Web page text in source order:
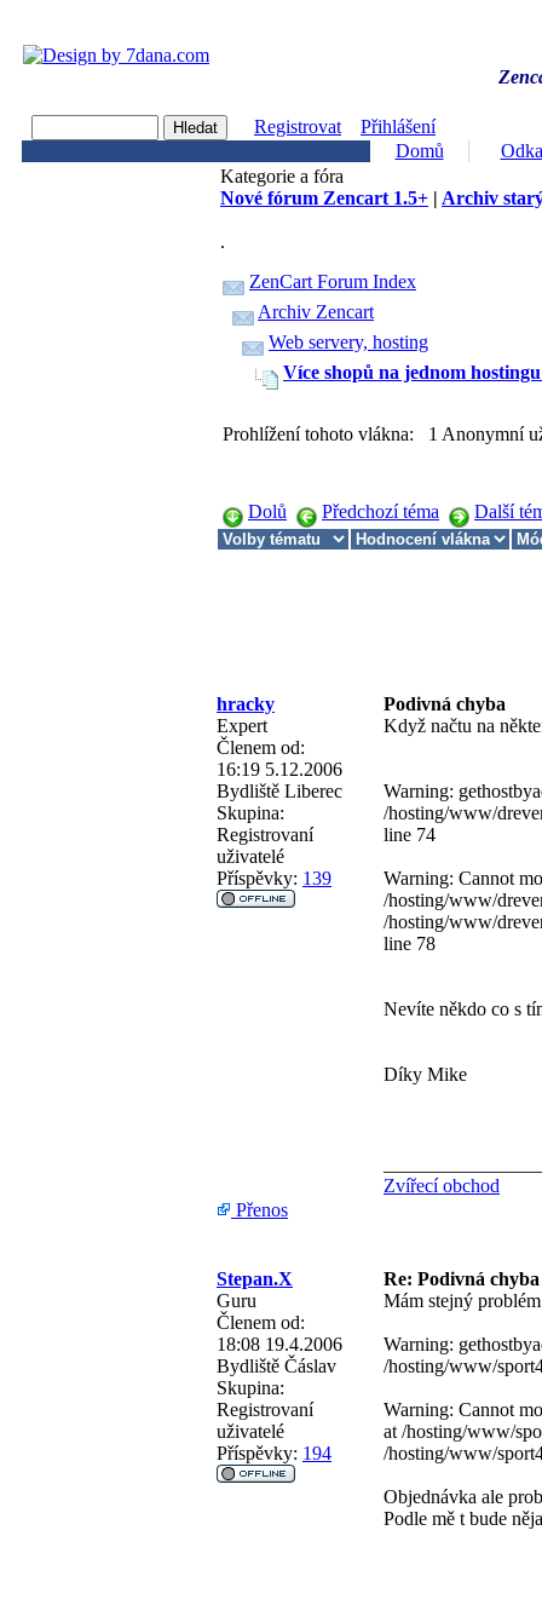
Registrovat
Přihlášení
Domů
Kategorie a fóra
Nové fórum Zencart 1.5+ | Archiv
.
ZenCart Forum Index
Archiv Zencart
Web servery, hosting
Více shopů na jednom
Prohlížení tohoto vlákna: 1 Anonymní
Dolů Předchozí téma Další
hracky
Podivná chyba
Expert
Členem od:
16:19 5.12.2006
Bydliště Liberec
Skupina:
Registrovaní
uživatelé
Příspěvky: 139
Když načtu na
Warning:
/hosting/www/
line 74
Warning: Cannot
/hosting/www/
/hosting/www/
line 78
Nevíte někdo co s
Díky Mike
Zvířecí obchod
Přenos
Stepan.X
Re: Podivná chyba
Guru
Členem od:
18:08 19.4.2006
Bydliště Čáslav
Skupina:
Registrovaní
uživatelé
Příspěvky: 194
Mám stejný
Warning:
/hosting/www/
Warning: Cannot
at /hosting/www/
/hosting/www/
Objednávka ale
Podle mě t bude